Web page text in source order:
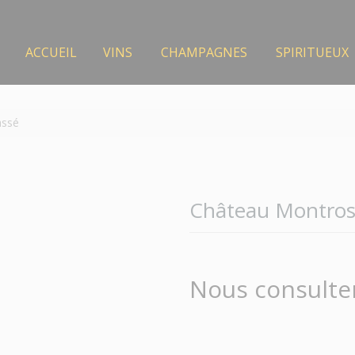
ACCUEIL VINS CHAMPAGNES SPIRITUEUX
Château
Nous